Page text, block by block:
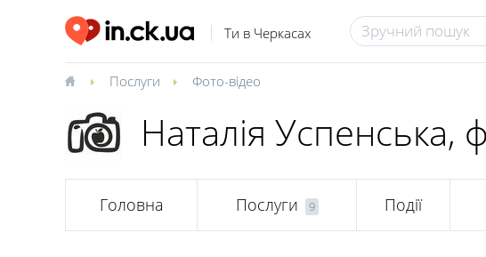
Ти в Черкасах
Послуги Фото-відео
Наталія Успенська,
Головна Послуги 9 Події